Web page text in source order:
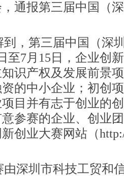
通报第三届中国（
第三届中国（深圳
至7月15日，企业创
识产权及发展前景
的中小企业；初创
目并有志于创业的
参赛的企业、创业
创业大赛网站（
圳市科技工贸和信